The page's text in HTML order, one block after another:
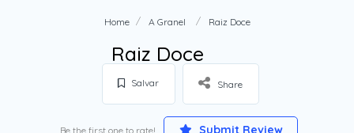
Home A Granel Raiz Doce
Raiz Doce
Salvar Share
Be the first one to rate! Submit Review